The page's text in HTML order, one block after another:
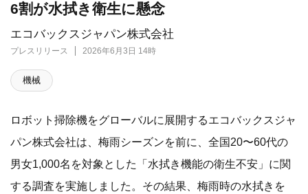
エコバックスジャパン株式会社
プレスリリース 2026年6月3日 14時
6割が水拭き衛生に懸念
機械
ロボット掃除機をグローバルに展開するエコバックスジャ
パン株式会社は、梅雨シーズンを前に、全国20〜60代の
男女1,000名を対象とした「水拭き機能の衛生不安」に関
する調査を実施しました。その結果、梅雨時の水拭きを